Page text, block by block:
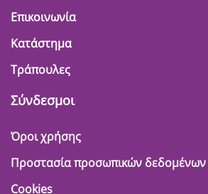
Επικοινωνία
Κατάστημα
Τράπουλες
Σύνδεσμοι
Όροι χρήσης
Προστασία προσωπικών δεδομένων
Cookies